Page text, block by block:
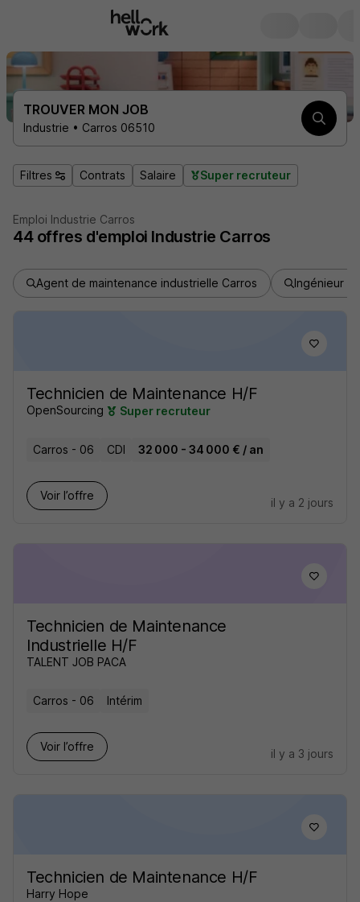
TROUVER MON JOB
Industrie • Carros 06510
Filtres Contrats Salaire Super recruteur
Emploi Industrie Carros
44 offres d'emploi Industrie Carros
Agent de maintenance industrielle Carros Ingénieur
Technicien de Maintenance H/F
OpenSourcing Super recruteur
Carros - 06 CDI 32 000 - 34 000 € / an
Voir l’offre
il y a 2 jours
Technicien de Maintenance
Industrielle H/F
TALENT JOB PACA
Carros - 06 Intérim
Voir l’offre
il y a 3 jours
Technicien de Maintenance H/F
Harry Hope